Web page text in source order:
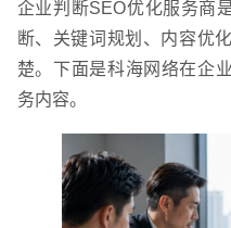
企业判断SEO优化服务商
断、关键词规划、内容优
楚。下面是科海网络在企
务内容。